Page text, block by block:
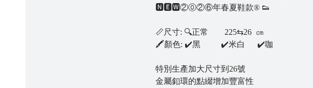
🅽🅴🆆②⓪②⑥年春夏鞋款® 👟
📏尺寸: 🔍正常 225⇆26 ㎝
🖍顏色: ✔️黑 ✔️米白 ✔️咖
特別生產加大尺寸到26號
金屬釦環的點綴增加豐富性